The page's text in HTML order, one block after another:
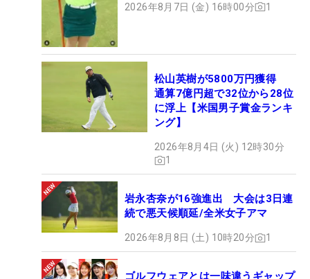
2026年8月7日 (金) 16時00分 1
松山英樹が5800万円獲得
通算7億円超で32位から28位
に浮上【米国男子賞金ランキ
ング】
2026年8月4日 (火) 12時30分
1
岩永杏奈が16強進出 大会は3日連
続で悪天候順延/全米女子アマ
2026年8月8日 (土) 10時20分 1
ゴルフウェアとは一味違うギャップ